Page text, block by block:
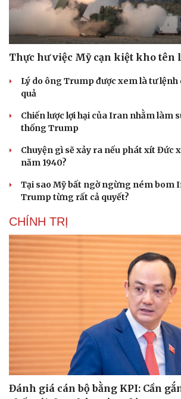
Thực hư việc Mỹ cạn kiệt kho tên
Lý do ông Trump được xem là tư lệnh
quả
Chiến lược lợi hại của Iran nhằm làm
thống Trump
Chuyện gì sẽ xảy ra nếu phát xít Đức
năm 1940?
Tại sao Mỹ bất ngờ ngừng ném bom
Trump từng rất cả quyết?
CHÍNH TRỊ
Đánh giá cán bộ bằng KPI: Cần